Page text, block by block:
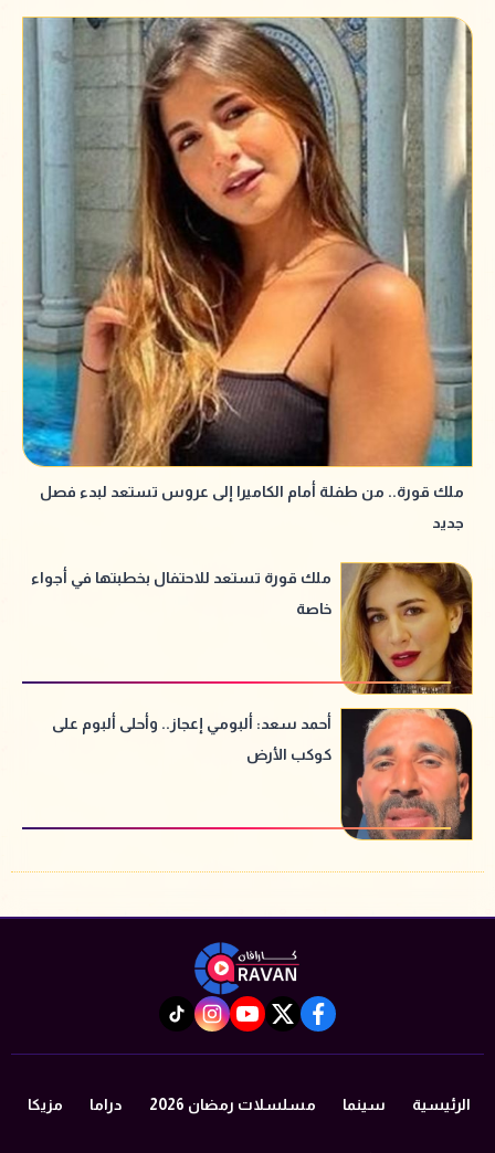
ملك قورة.. من طفلة أمام الكاميرا إلى عروس تستعد لبدء فصل
جديد
ملك قورة تستعد للاحتفال بخطبتها في أجواء
خاصة
أحمد سعد: ألبومي إعجاز.. وأحلى ألبوم على
كوكب الأرض
facebook
twitter
youtube
instagram
tiktok
الرئيسية سينما مسلسلات رمضان 2026 دراما مزيكا